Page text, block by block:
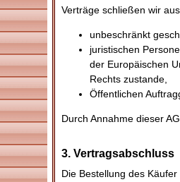
Verträge schließen wir
unbeschränkt
juristischen
der Europäischen
Rechts zustande,
Öffentlichen
Durch Annahme dieser
3. Vertragsabschluss
Die Bestellung des